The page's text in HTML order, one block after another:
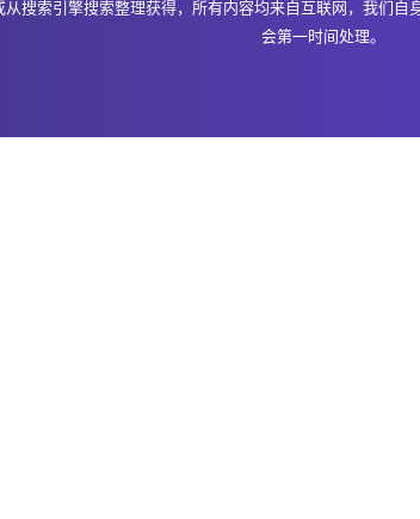
搜索引擎搜索整理获得，所有内容均来自互联网，我们
会第一时间处理。